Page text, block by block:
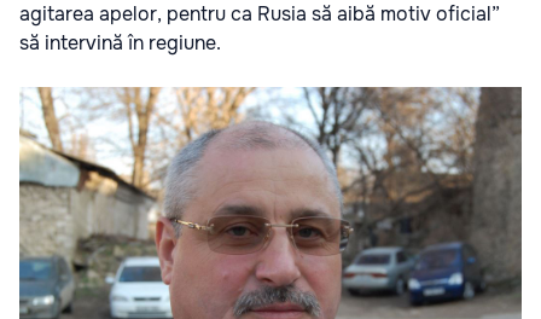
agitarea apelor, pentru ca Rusia să aibă motiv oficial”
să intervină în regiune.